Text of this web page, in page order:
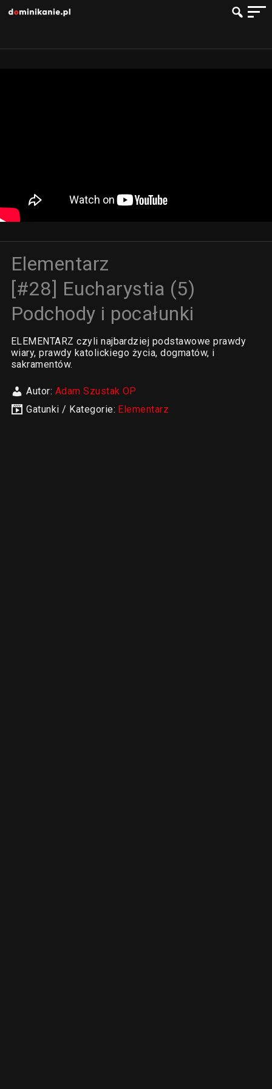
Elementarz
[#28] Eucharystia (5)
Podchody i pocałunki
ELEMENTARZ czyli najbardziej podstawowe prawdy
wiary, prawdy katolickiego życia, dogmatów, i
sakramentów.
Autor: Adam Szustak OP
Gatunki / Kategorie: Elementarz